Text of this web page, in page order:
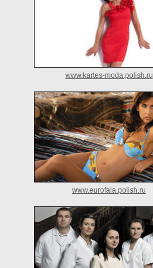
www.kartes-moda.polish.ru
www.eurofala.polish.ru